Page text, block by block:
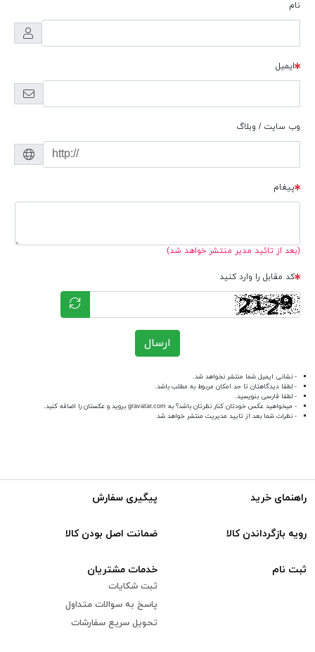
نام
ایمیل
وب سایت / وبلاگ
پیغام
(بعد از تائید مدیر منتشر خواهد شد)
کد مقابل را وارد کنید
ارسال
- نشانی ایمیل شما منتشر نخواهد شد.
- لطفا دیدگاهتان تا حد امکان مربوط به مطلب باشد.
- لطفا فارسی بنویسید.
- میخواهید عکس خودتان کنار نظرتان باشد؟ به gravatar.com بروید و عکستان را اضافه کنید.
- نظرات شما بعد از تایید مدیریت منتشر خواهد شد
راهنمای خرید پیگیری سفارش
رویه بازگرداندن کالا ضمانت اصل بودن کالا
ثبت نام خدمات مشتریان
ثبت شکایات
پاسخ به سوالات متداول
تحویل سریع سفارشات